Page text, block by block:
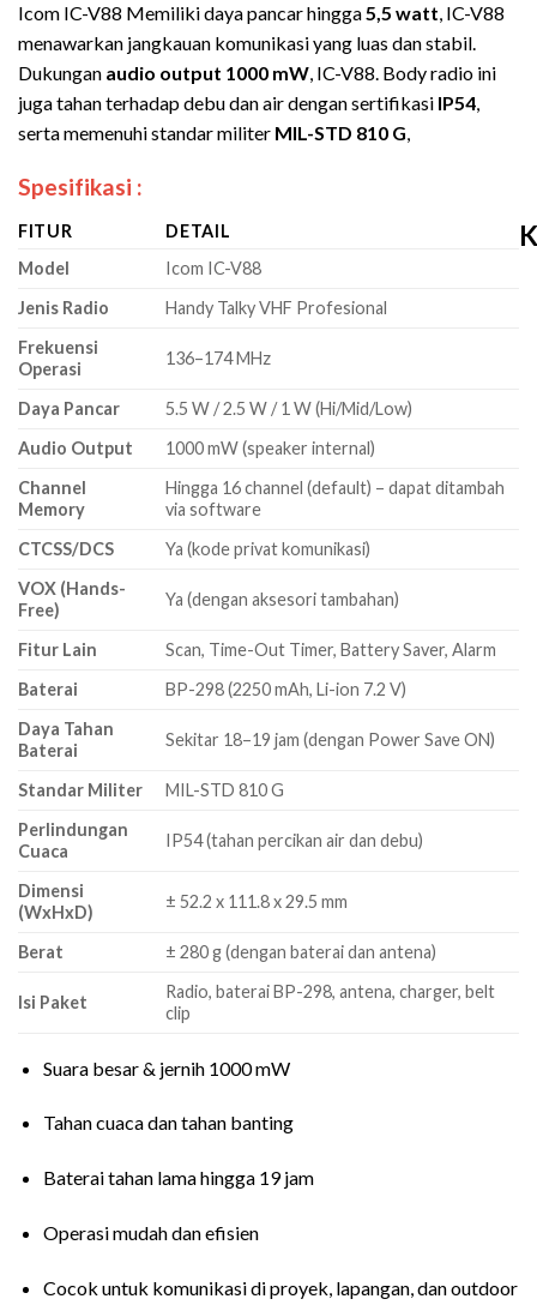
Icom IC-V88 Memiliki daya pancar hingga5,5 watt, IC-V88
menawarkan jangkauan komunikasi yang luas dan stabil.
Dukungan audio output 1000 mW, IC-V88. Body radio ini
juga tahan terhadap debu dan air dengan sertifikasi IP54,
serta memenuhi standar militer MIL-STD 810 G,
Spesifikasi :
FITUR
DETAIL
Model
Icom IC-V88
Jenis Radio
Handy Talky VHF Profesional
Frekuensi
Operasi
136–174 MHz
Daya Pancar
5.5 W / 2.5 W / 1 W (Hi/Mid/Low)
Audio Output
1000 mW (speaker internal)
Channel
Memory
Hingga 16 channel (default) – dapat ditambah
via software
CTCSS/DCS
Ya (kode privat komunikasi)
VOX (Hands-
Free)
Ya (dengan aksesori tambahan)
Fitur Lain
Scan, Time-Out Timer, Battery Saver, Alarm
Baterai
BP-298 (2250 mAh, Li-ion 7.2 V)
Daya Tahan
Baterai
Sekitar 18–19 jam (dengan Power Save ON)
Standar Militer
MIL-STD 810 G
Perlindungan
Cuaca
IP54 (tahan percikan air dan debu)
Dimensi
(WxHxD)
± 52.2 x 111.8 x 29.5 mm
Berat ± 280 g (dengan baterai dan antena)
Isi Paket
Radio, baterai BP-298, antena, charger, belt
clip
Suara besar & jernih 1000 mW
Tahan cuaca dan tahan banting
Baterai tahan lama hingga 19 jam
Operasi mudah dan efisien
Cocok untuk komunikasi di proyek, lapangan, dan outdoor